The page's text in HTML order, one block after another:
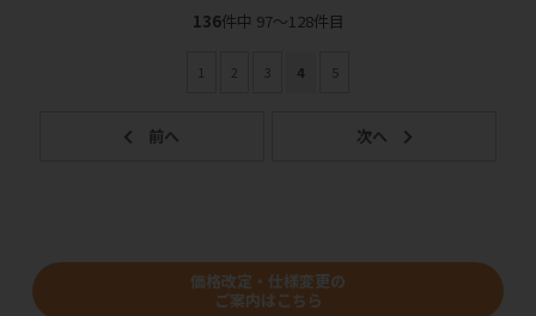
136件中 97〜128件目
1 2 3 4 5
価格改定・仕様変更の
ご案内はこちら